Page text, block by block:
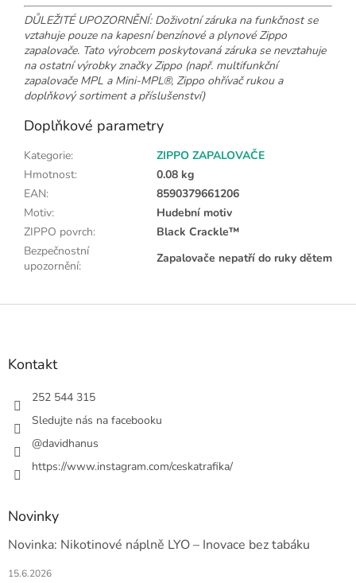
DŮLEŽITÉ UPOZORNĚNÍ: Doživotní záruka na funkčnost se
vztahuje pouze na kapesní benzínové a plynové Zippo
zapalovače. Tato výrobcem poskytovaná záruka se nevztahuje
na ostatní výrobky značky Zippo (např. multifunkční
zapalovače MPL a Mini-MPL®, Zippo ohřívač rukou a
doplňkový sortiment a příslušenství)
Doplňkové parametry
Kategorie:
ZIPPO ZAPALOVAČE
Hmotnost:
0.08 kg
EAN:
8590379661206
Motiv:
Hudební motiv
ZIPPO povrch:
Black Crackle™
Bezpečnostní
upozornění:
Zapalovače nepatří do ruky dětem
Z
Kontakt
252 544 315
Sledujte nás na facebooku
@davidhanus
https://www.instagram.com/ceskatrafika/
Novinky
Novinka: Nikotinové náplně LYO – Inovace bez tabáku
15.6.2026